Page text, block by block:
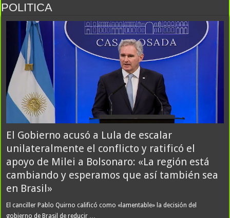
con Cabo Verde, ya es jugador de Colo Colo
Vozinha fueron los grandes ganadores y por qué Messi quedó sexto
POLITICA
El Gobierno acusó a Lula de escalar
unilateralmente el conflicto y ratificó el
apoyo de Milei a Bolsonaro: «La región está
cambiando y esperamos que así también sea
en Brasil»
El canciller Pablo Quirno calificó como «lamentable» la decisión del
gobierno de Brasil de reducir …